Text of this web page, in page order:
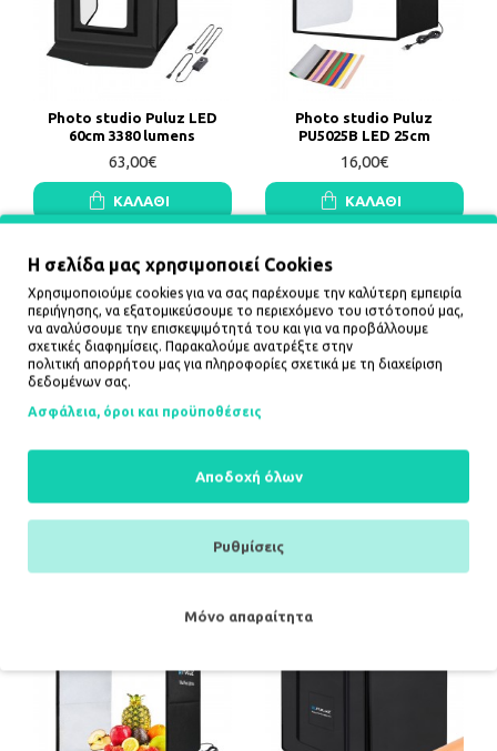
Photo studio Puluz LED
60cm 3380 lumens
63,00€
ΚΑΛΆΘΙ
Photo studio Puluz
PU5025B LED 25cm
16,00€
ΚΑΛΆΘΙ
Photo studio Puluz PU5030
Puluz 50cm LED σκιά χωρίς
Η σελίδα μας χρησιμοποιεί Cookies
Χρησιμοποιούμε cookies για να σας παρέχουμε την καλύτερη εμπειρία
περιήγησης, να εξατομικεύσουμε το περιεχόμενο του ιστότοπού μας,
να αναλύσουμε την επισκεψιμότητά του και για να προβάλλουμε
σχετικές διαφημίσεις. Παρακαλούμε ανατρέξτε στην
πολιτική απορρήτου μας για πληροφορίες σχετικά με τη διαχείριση
δεδομένων σας.
Ασφάλεια, όροι και προϋποθέσεις
Αποδοχή όλων
Ρυθμίσεις
Μόνο απαραίτητα